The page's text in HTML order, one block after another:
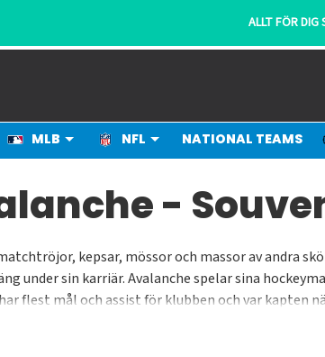
MLB NFL NATIONAL TEAMS
-
kepsar, mössor och massor av andra
under sin karriär. Avalanche spelar sina
har flest mål och assist för klubben och var